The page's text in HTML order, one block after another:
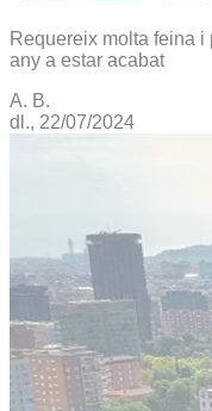
Requereix molta feina
any a estar acabat
A. B.
dl., 22/07/2024